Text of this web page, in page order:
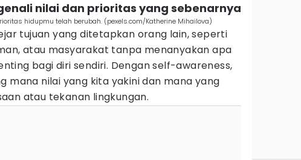
nilai dan prioritas yang sebenarnya
hidupmu telah berubah. (pexels.com/Katherine Mihailova)
tujuan yang ditetapkan orang lain, seperti
atau masyarakat tanpa menanyakan apa
bagi diri sendiri. Dengan self-awareness,
mana nilai yang kita yakini dan mana yang
atau tekanan lingkungan.